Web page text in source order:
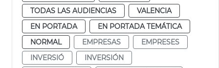
TODAS LAS AUDIENCIAS
VALENCIA
EN PORTADA
EN PORTADA TEMÁTICA
NORMAL
EMPRESAS
EMPRESES
INVERSIÓ
INVERSIÓN